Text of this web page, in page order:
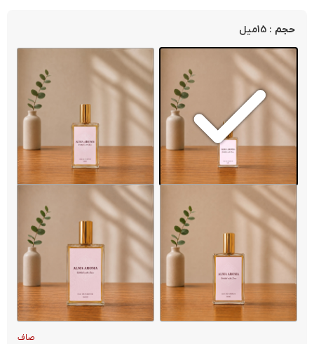
حجم : 15میل
صاف